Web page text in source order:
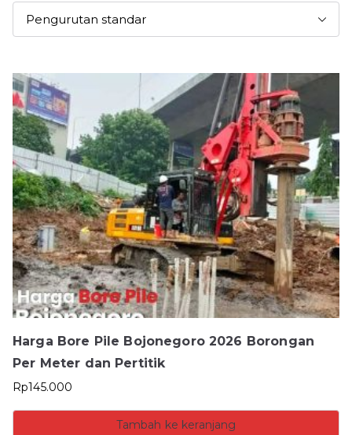
Harga Bore Pile Bojonegoro 2026 Borongan
Per Meter dan Pertitik
Rp145.000
Tambah ke keranjang